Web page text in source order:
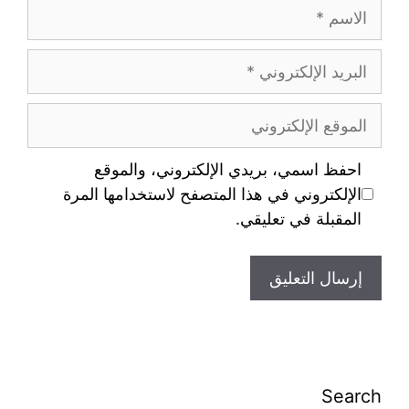
احفظ اسمي، بريدي الإلكتروني، والموقع
الإلكتروني في هذا المتصفح لاستخدامها المرة
المقبلة في تعليقي.
Search